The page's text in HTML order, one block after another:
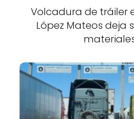
Volcadura de tráiler
López Mateos deja